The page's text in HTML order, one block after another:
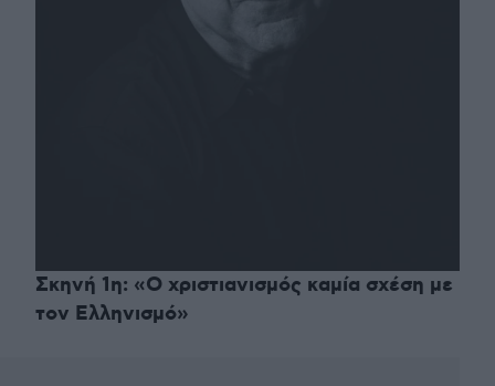
Σκηνή 1η: «Ο χριστιανισμός καμία σχέση με
τον Ελληνισμό»